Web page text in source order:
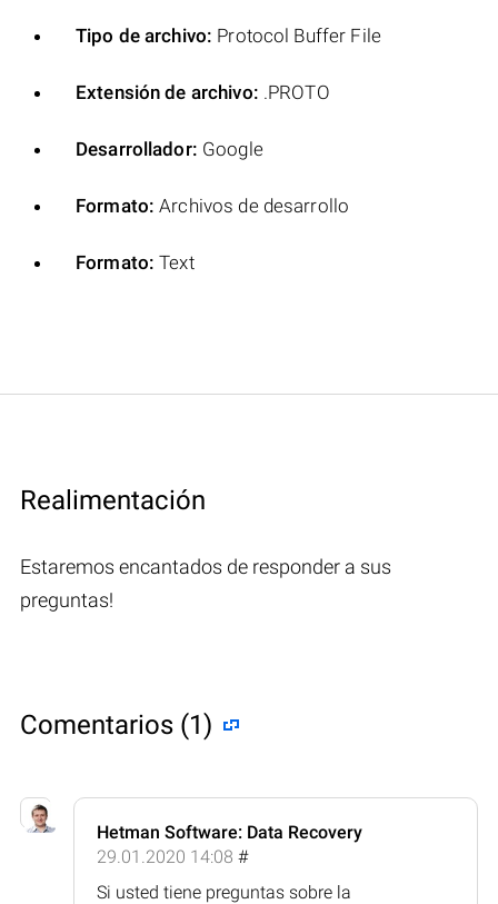
Tipo de archivo: Protocol Buffer File
Extensión de archivo: .PROTO
Desarrollador: Google
Formato: Archivos de desarrollo
Formato: Text
Realimentación
Estaremos encantados de responder a sus
preguntas!
Comentarios (1)
Hetman Software: Data Recovery
29.01.2020 14:08 #
Si usted tiene preguntas sobre la